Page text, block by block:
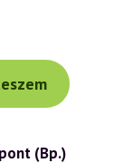
(Bp.)